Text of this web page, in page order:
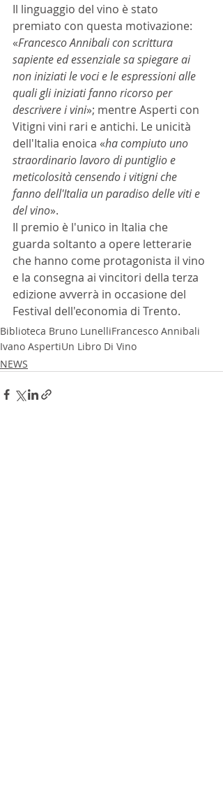
Il linguaggio del vino è stato
premiato con questa motivazione:
«Francesco Annibali con scrittura
sapiente ed essenziale sa spiegare ai
non iniziati le voci e le espressioni alle
quali gli iniziati fanno ricorso per
descrivere i vini»; mentre Asperti con
Vitigni vini rari e antichi. Le unicità
dell'Italia enoica «ha compiuto uno
straordinario lavoro di puntiglio e
meticolosità censendo i vitigni che
fanno dell'Italia un paradiso delle viti e
del vino».
Il premio è l'unico in Italia che
guarda soltanto a opere letterarie
che hanno come protagonista il vino
e la consegna ai vincitori della terza
edizione avverrà in occasione del
Festival dell'economia di Trento.
Biblioteca Bruno LunelliFrancesco Annibali
Ivano AspertiUn Libro Di Vino
NEWS